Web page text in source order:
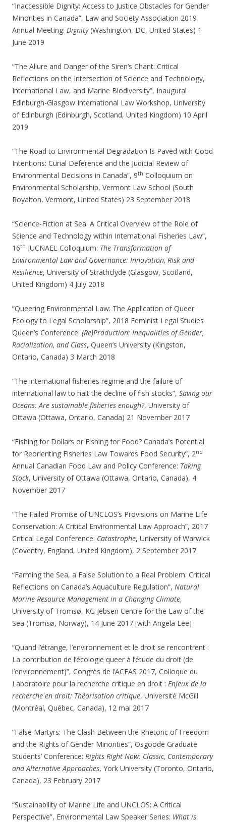
“Inaccessible Dignity: Access to Justice Obstacles for Gender
Minorities in Canada”, Law and Society Association 2019
Annual Meeting: Dignity(Washington, DC, United States) 1
June 2019
“The Allure and Danger of the Siren’s Chant: Critical
Reflections on the Intersection of Science and Technology,
International Law, and Marine Biodiversity”, Inaugural
Edinburgh-Glasgow International Law Workshop, University
of Edinburgh (Edinburgh, Scotland, United Kingdom) 10 April
2019
“The Road to Environmental Degradation Is Paved with Good
Intentions: Curial Deference and the Judicial Review of
Environmental Decisions in Canada”, 9th Colloquium on
Environmental Scholarship, Vermont Law School (South
Royalton, Vermont, United States) 23 September 2018
“Science-Fiction at Sea: A Critical Overview of the Role of
Science and Technology within International Fisheries Law”,
16th IUCNAEL Colloquium: The Transformation of
Environmental Law and Governance: Innovation, Risk and
Resilience, University of Strathclyde (Glasgow, Scotland,
United Kingdom) 4 July 2018
“Queering Environmental Law: The Application of Queer
Ecology to Legal Scholarship”, 2018 Feminist Legal Studies
Queen’s Conference: (Re)Production: Inequalities of Gender,
Racialization, and Class, Queen’s University (Kingston,
Ontario, Canada) 3 March 2018
“The international fisheries regime and the failure of
international law to halt the decline of fish stocks”, Saving our
Oceans: Are sustainable fisheries enough?, University of
Ottawa (Ottawa, Ontario, Canada) 21 November 2017
“Fishing for Dollars or Fishing for Food? Canada’s Potential
for Reorienting Fisheries Law Towards Food Security”, 2nd
Annual Canadian Food Law and Policy Conference: Taking
Stock, University of Ottawa (Ottawa, Ontario, Canada), 4
November 2017
“The Failed Promise of UNCLOS’s Provisions on Marine Life
Conservation: A Critical Environmental Law Approach”, 2017
Critical Legal Conference: Catastrophe, University of Warwick
(Coventry, England, United Kingdom), 2 September 2017
“Farming the Sea, a False Solution to a Real Problem: Critical
Reflections on Canada’s Aquaculture Regulation”, Natural
Marine Resource Management in a Changing Climate,
University of Tromsø, KG Jebsen Centre for the Law of the
Sea (Tromsø, Norway), 14 June 2017 [with Angela Lee]
“Quand l’étrange, l’environnement et le droit se rencontrent :
La contribution de l’écologie queer à l’étude du droit (de
l’environnement)”, Congrès de l’ACFAS 2017, Colloque du
Laboratoire pour la recherche critique en droit : Enjeux de la
recherche en droit: Théorisation critique, Université McGill
(Montréal, Québec, Canada), 12 mai 2017
“False Martyrs: The Clash Between the Rhetoric of Freedom
and the Rights of Gender Minorities”, Osgoode Graduate
Students’ Conference: Rights Right Now: Classic, Contemporary
and Alternative Approaches, York University (Toronto, Ontario,
Canada), 23 February 2017
“Sustainability of Marine Life and UNCLOS: A Critical
Perspective”, Environmental Law Speaker Series: What is